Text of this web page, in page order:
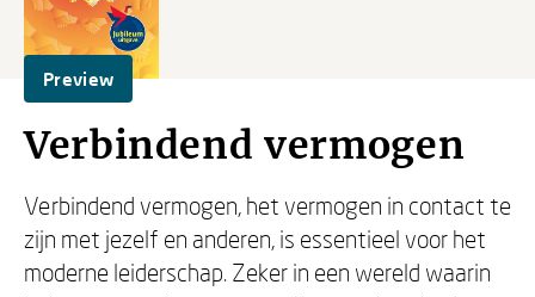
Preview
Verbindend vermogen
Verbindend vermogen, het vermogen in contact te
zijn met jezelf en anderen, is essentieel voor het
moderne leiderschap. Zeker in een wereld waarin